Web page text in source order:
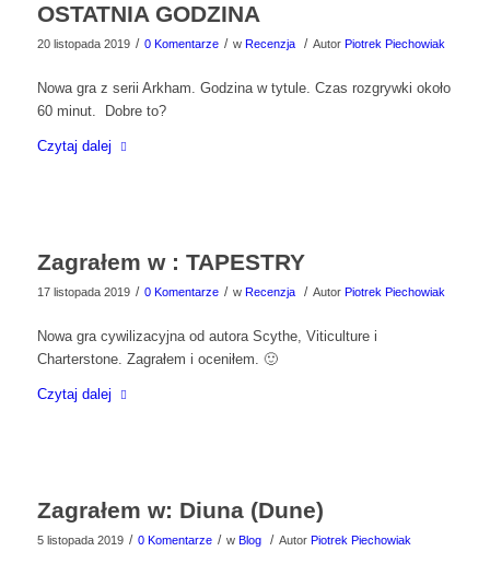
OSTATNIA GODZINA
20 listopada 2019 / 0 Komentarze / w Recenzja / Autor Piotrek Piechowiak
Nowa gra z serii Arkham. Godzina w tytule. Czas rozgrywki około
60 minut. Dobre to?
Czytaj dalej
Zagrałem w : TAPESTRY
17 listopada 2019 / 0 Komentarze / w Recenzja / Autor Piotrek Piechowiak
Nowa gra cywilizacyjna od autora Scythe, Viticulture i
Charterstone. Zagrałem i oceniłem. 🙂
Czytaj dalej
Zagrałem w: Diuna (Dune)
5 listopada 2019 / 0 Komentarze / w Blog / Autor Piotrek Piechowiak